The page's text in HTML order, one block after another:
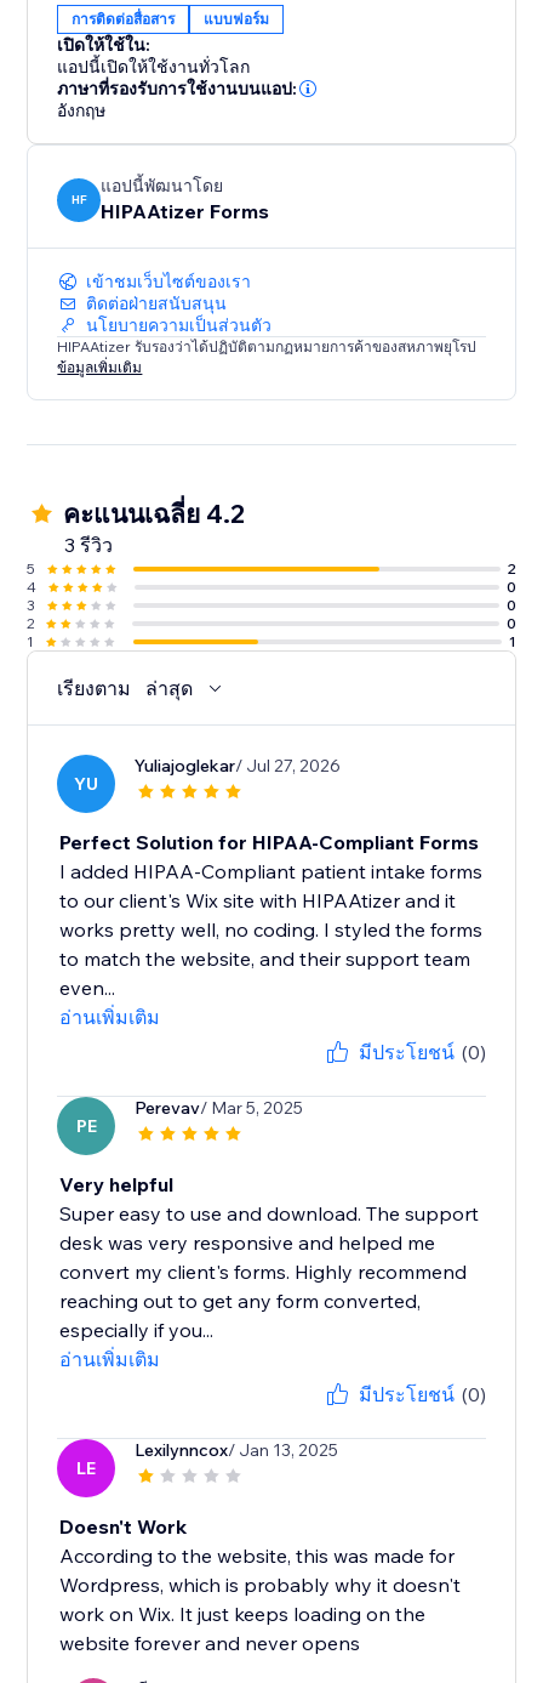
การติดต่อสื่อสาร แบบฟอร์ม
เปิดให้ใช้ใน:
แอปนี้เปิดให้ใช้งานทั่วโลก
ภาษาที่รองรับการใช้งานบนแอป:
อังกฤษ
HF
แอปนี้พัฒนาโดย
HIPAAtizer Forms
เข้าชมเว็บไซต์ของเรา
ติดต่อฝ่ายสนับสนุน
นโยบายความเป็นส่วนตัว
HIPAAtizer รับรองว่าได้ปฏิบัติตามกฏหมายการค้าของสหภาพยุโรป
ข้อมูลเพิ่มเติม
คะแนนเฉลี่ย 4.2
3 รีวิว
5
2
4
0
3
0
2
0
1
1
เรียงตาม ล่าสุด
YU
Yuliajoglekar/ Jul 27, 2026
Perfect Solution for HIPAA-Compliant Forms
I added HIPAA-Compliant patient intake forms
to our client's Wix site with HIPAAtizer and it
works pretty well, no coding. I styled the forms
to match the website, and their support team
even...
อ่านเพิ่มเติม
มีประโยชน์ (0)
PE
Perevav/ Mar 5, 2025
Very helpful
Super easy to use and download. The support
desk was very responsive and helped me
convert my client's forms. Highly recommend
reaching out to get any form converted,
especially if you...
อ่านเพิ่มเติม
มีประโยชน์ (0)
LE
Lexilynncox/ Jan 13, 2025
Doesn't Work
According to the website, this was made for
Wordpress, which is probably why it doesn't
work on Wix. It just keeps loading on the
website forever and never opens